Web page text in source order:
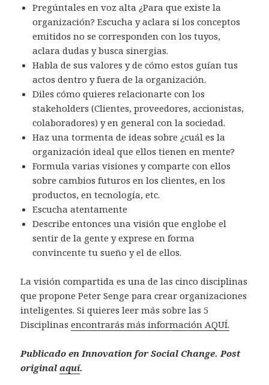
Pregúntales en voz alta ¿Para que existe la
organización? Escucha y aclara si los conceptos
emitidos no se corresponden con los tuyos,
aclara dudas y busca sinergias.
Habla de sus valores y de cómo estos guían tus
actos dentro y fuera de la organización.
Diles cómo quieres relacionarte con los
stakeholders (Clientes, proveedores, accionistas,
colaboradores) y en general con la sociedad.
Haz una tormenta de ideas sobre ¿cuál es la
organización ideal que ellos tienen en mente?
Formula varias visiones y comparte con ellos
sobre cambios futuros en los clientes, en los
productos, en tecnología, etc.
Escucha atentamente
Describe entonces una visión que englobe el
sentir de la gente y exprese en forma
convincente tu sueño y el de ellos.
La visión compartida es una de las cinco disciplinas
que propone Peter Senge para crear organizaciones
inteligentes. Si quieres leer más sobre las 5
Disciplinasencontrarás más información AQUÍ.
Publicado en Innovation for Social Change. Post
originalaquí.